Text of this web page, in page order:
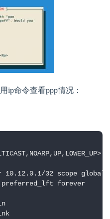
命令查看ppp情况：
10.12.0.1/32 scope global
forever